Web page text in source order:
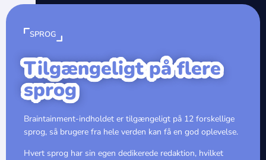
SPROG
Tilgængeligt på flere
sprog
Braintainment-indholdet er tilgængeligt på 12 forskellige
sprog, så brugere fra hele verden kan få en god oplevelse.
Hvert sprog har sin egen dedikerede redaktion, hvilket